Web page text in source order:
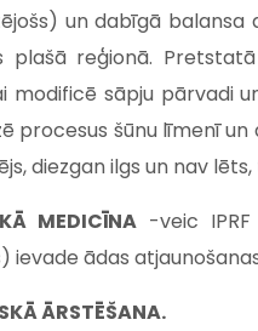
un dabīgā balansa
plašā reģionā.
modificē sāpju pārvadi
procesus šūnu līmenī
diezgan ilgs un nav
MEDICĪNA -veic
ievade ādas
ĀRSTĒŠANA.